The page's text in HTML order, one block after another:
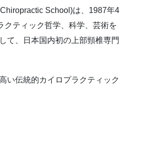
School)は、1987年4
クティック哲学、科学、芸術を
て、日本国内初の上部頸椎専門
い伝統的カイロプラクティック